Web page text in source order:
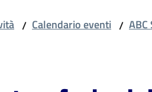
/ Calendario eventi /